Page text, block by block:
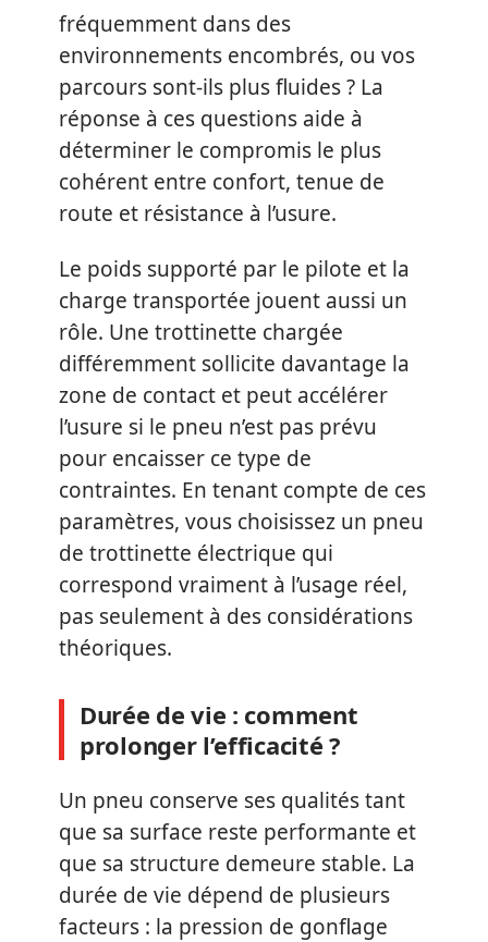
fréquemment dans des
environnements encombrés, ou vos
parcours sont-ils plus fluides ? La
réponse à ces questions aide à
déterminer le compromis le plus
cohérent entre confort, tenue de
route et résistance à l’usure.
Le poids supporté par le pilote et la
charge transportée jouent aussi un
rôle. Une trottinette chargée
différemment sollicite davantage la
zone de contact et peut accélérer
l’usure si le pneu n’est pas prévu
pour encaisser ce type de
contraintes. En tenant compte de ces
paramètres, vous choisissez un pneu
de trottinette électrique qui
correspond vraiment à l’usage réel,
pas seulement à des considérations
théoriques.
Durée de vie : comment
prolonger l’efficacité ?
Un pneu conserve ses qualités tant
que sa surface reste performante et
que sa structure demeure stable. La
durée de vie dépend de plusieurs
facteurs : la pression de gonflage